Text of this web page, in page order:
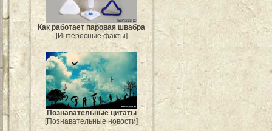
Как работает паровая швабра
[Интересные факты]
Познавательные цитаты
[Познавательные новости]